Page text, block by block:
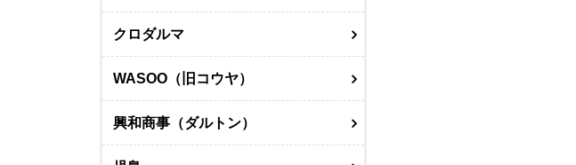
クロダルマ
WASOO（旧コウヤ）
興和商事（ダルトン）